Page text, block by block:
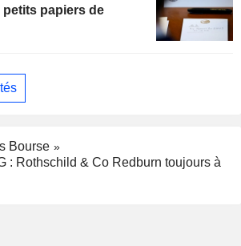
papiers de
Bourse
: Rothschild & Co Redburn toujours à